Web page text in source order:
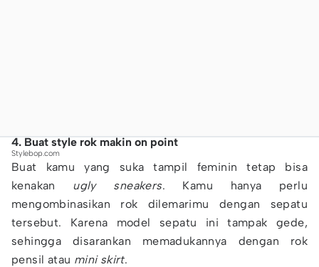
4. Buat style rok makin on point
Stylebop.com
Buat kamu yang suka tampil feminin tetap bisa
kenakan ugly sneakers. Kamu hanya perlu
mengombinasikan rok dilemarimu dengan sepatu
tersebut. Karena model sepatu ini tampak gede,
sehingga disarankan memadukannya dengan rok
pensil atau mini skirt.